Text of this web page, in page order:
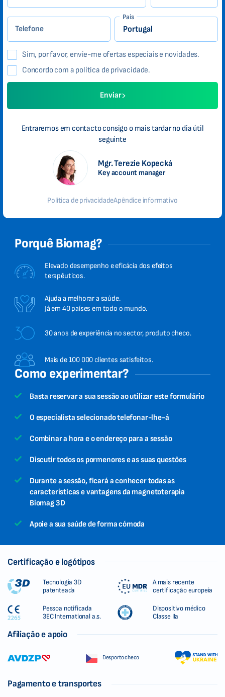
Telefone
País
Sim, por favor, envie-me ofertas especiais e novidades.
Concordo com a política de privacidade.
Enviar
Entraremos em contacto consigo o mais tardar no dia útil
seguinte
Mgr. Terezie Kopecká
Key account manager
Política de privacidadeApêndice informativo
Porquê Biomag?
Elevado desempenho e eficácia dos efeitos
terapêuticos.
Ajuda a melhorar a saúde.
Já em 40 países em todo o mundo.
30 anos de experiência no sector, produto checo.
Mais de 100 000 clientes satisfeitos.
Como experimentar?
Basta reservar a sua sessão ao utilizar este formulário
O especialista selecionado telefonar-lhe-á
Combinar a hora e o endereço para a sessão
Discutir todos os pormenores e as suas questões
Durante a sessão, ficará a conhecer todas as
características e vantagens da magnetoterapia
Biomag 3D
Apoie a sua saúde de forma cómoda
Certificação e logótipos
Tecnologia 3D
patenteada
A mais recente
certificação europeia
Pessoa notificada
3EC International a.s.
Dispositivo médico
Classe IIa
Afiliação e apoio
Desporto checo
Pagamento e transportes